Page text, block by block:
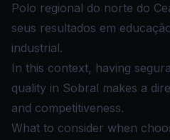
Polo regional do norte do
seus resultados em
industrial.
In this context, having
quality in Sobral makes a
and competitiveness.
What to consider when